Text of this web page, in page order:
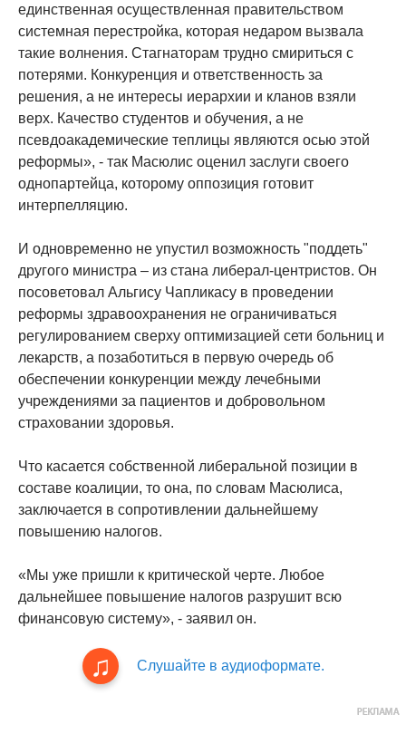
единственная осуществленная правительством
системная перестройка, которая недаром вызвала
такие волнения. Стагнаторам трудно смириться с
потерями. Конкуренция и ответственность за
решения, а не интересы иерархии и кланов взяли
верх. Качество студентов и обучения, а не
псевдоакадемические теплицы являются осью этой
реформы», - так Масюлис оценил заслуги своего
однопартейца, которому оппозиция готовит
интерпелляцию.
И одновременно не упустил возможность "поддеть"
другого министра – из стана либерал-центристов. Он
посоветовал Альгису Чапликасу в проведении
реформы здравоохранения не ограничиваться
регулированием сверху оптимизацией сети больниц и
лекарств, а позаботиться в первую очередь об
обеспечении конкуренции между лечебными
учреждениями за пациентов и добровольном
страховании здоровья.
Что касается собственной либеральной позиции в
составе коалиции, то она, по словам Масюлиса,
заключается в сопротивлении дальнейшему
повышению налогов.
«Мы уже пришли к критической черте. Любое
дальнейшее повышение налогов разрушит всю
финансовую систему», - заявил он.
Слушайте в аудиоформате.